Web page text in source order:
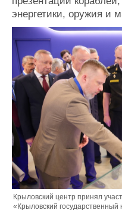
Конференции
Выставки и семинары
Личности
Словарь
энергетики, оружия и
Крыловский центр принял
«Крыловский